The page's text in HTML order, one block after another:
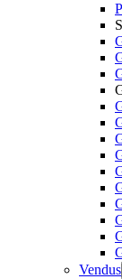
Vendus